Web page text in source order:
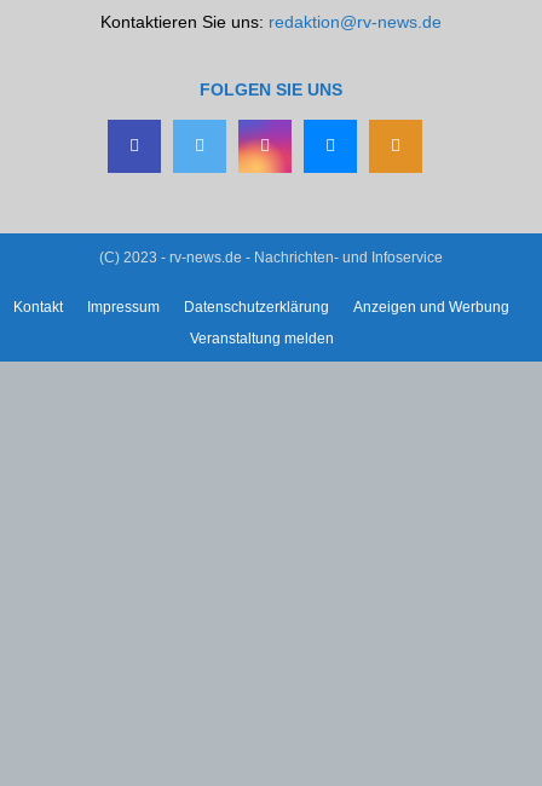
Kontaktieren Sie uns: redaktion@rv-news.de
FOLGEN SIE UNS
(C) 2023 - rv-news.de - Nachrichten- und Infoservice
Kontakt Impressum Datenschutzerklärung
Anzeigen und Werbung
Veranstaltung melden